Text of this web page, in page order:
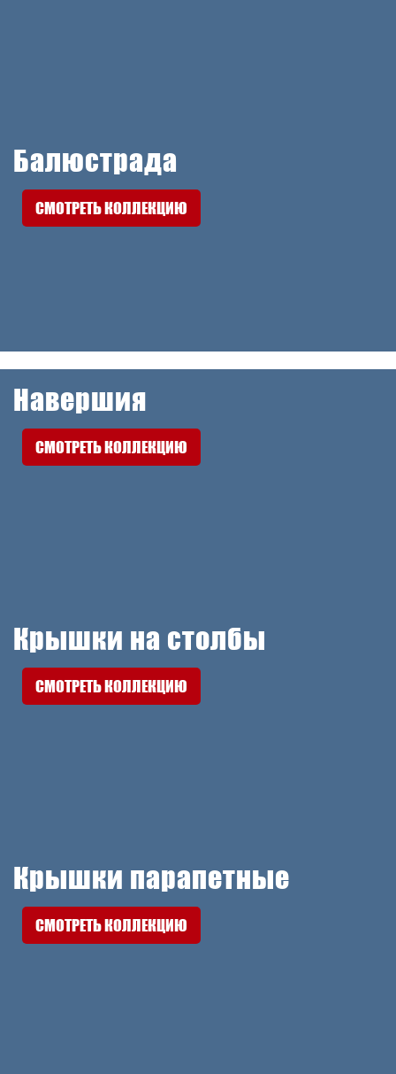
Балюстрада
СМОТРЕТЬ КОЛЛЕКЦИЮ
Навершия
СМОТРЕТЬ КОЛЛЕКЦИЮ
Крышки на столбы
СМОТРЕТЬ КОЛЛЕКЦИЮ
Крышки парапетные
СМОТРЕТЬ КОЛЛЕКЦИЮ